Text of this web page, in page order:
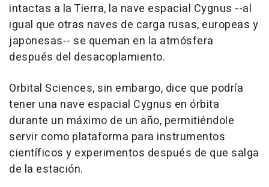
intactas a la Tierra, la nave espacial Cygnus --al
igual que otras naves de carga rusas, europeas y
japonesas-- se queman en la atmósfera
después del desacoplamiento.
Orbital Sciences, sin embargo, dice que podría
tener una nave espacial Cygnus en órbita
durante un máximo de un año, permitiéndole
servir como plataforma para instrumentos
científicos y experimentos después de que salga
de la estación.